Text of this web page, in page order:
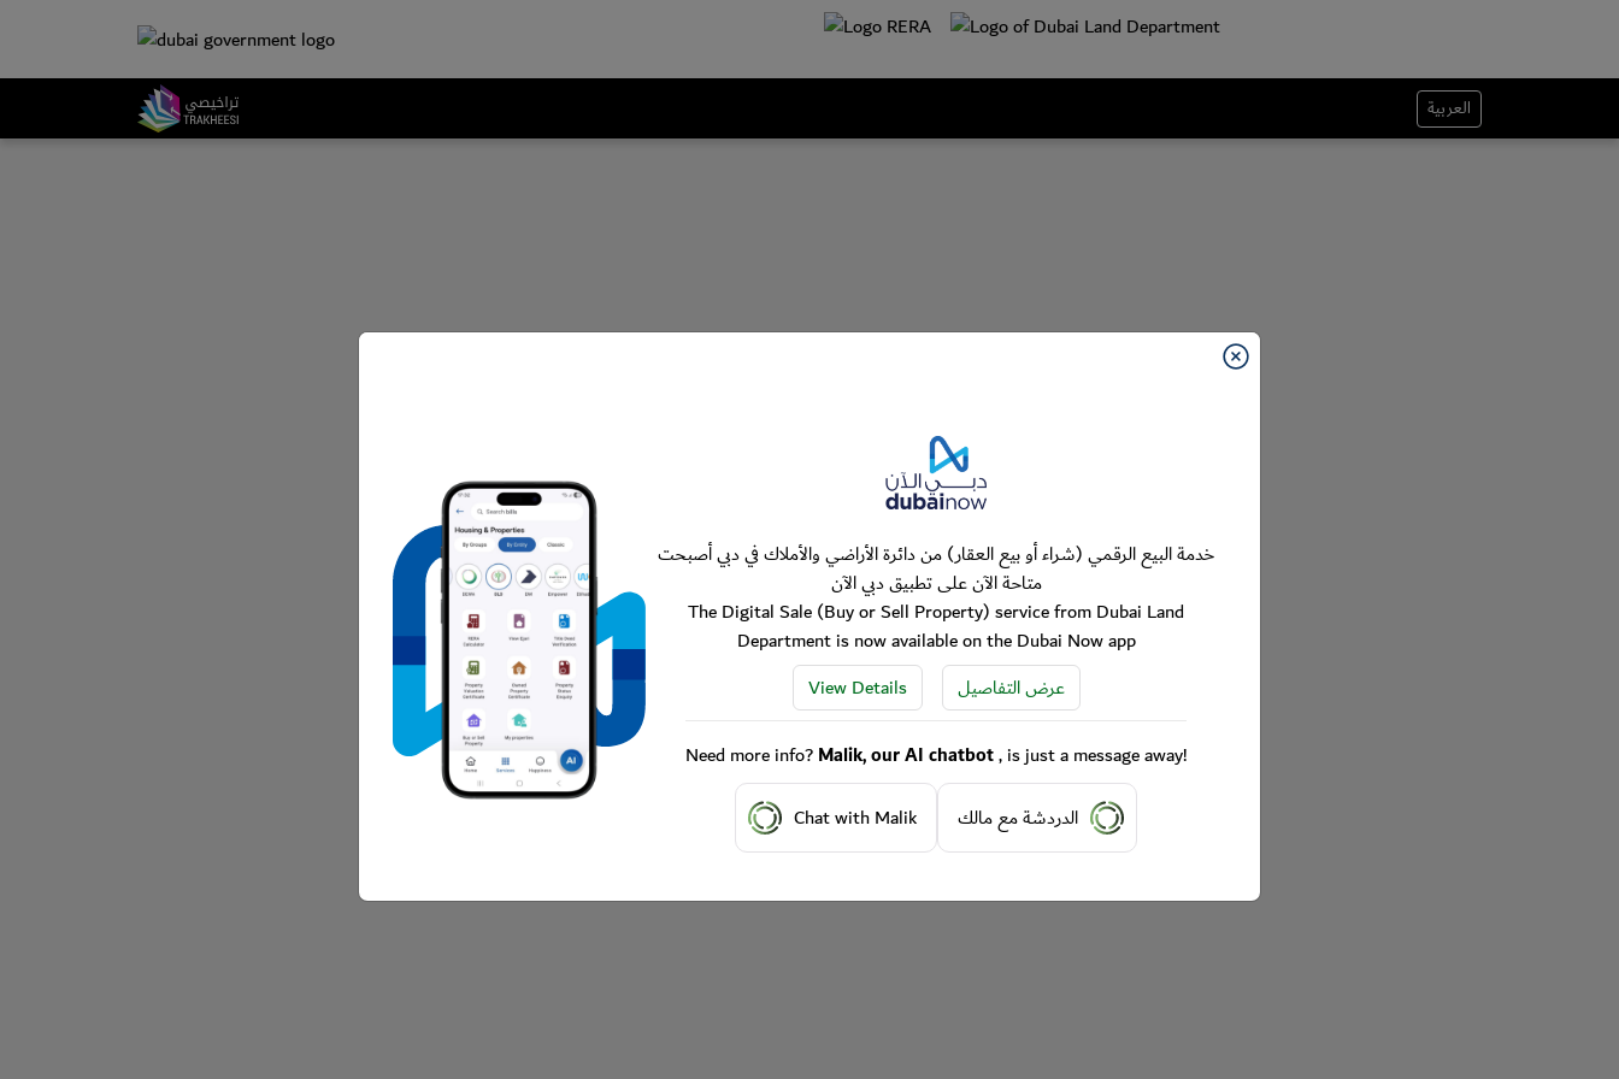
العربية
خدمة البيع الرقمي (شراء أو بيع العقار) من دائرة الأراضي والأملاك في دبي أصبحت
متاحة الآن على تطبيق دبي الآن
The Digital Sale (Buy or Sell Property) service from Dubai Land
Department is now available on the Dubai Now app
View Details
عرض التفاصيل
Need more info?Malik, our AI chatbot, is just a message away!
Chat with Malik
الدردشة مع مالك